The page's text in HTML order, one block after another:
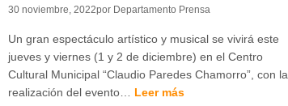
30 noviembre, 2022por Departamento Prensa
Un gran espectáculo artístico y musical se vivirá este
jueves y viernes (1 y 2 de diciembre) en el Centro
Cultural Municipal “Claudio Paredes Chamorro”, con la
realización del evento… Leer más